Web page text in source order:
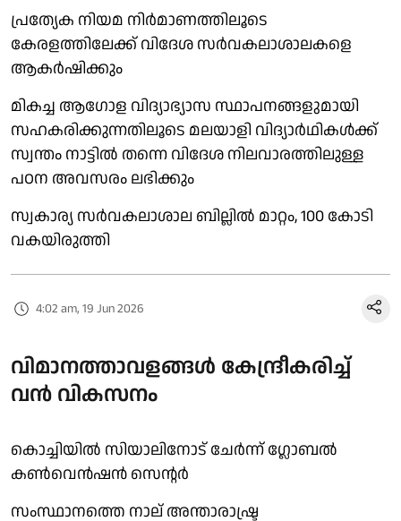
പ്രത്യേക നിയമ നിർമാണത്തിലൂടെ
കേരളത്തിലേക്ക് വിദേശ സർവകലാശാലകളെ
ആകർഷിക്കും
മികച്ച ആഗോള വിദ്യാഭ്യാസ സ്ഥാപനങ്ങളുമായി
സഹകരിക്കുന്നതിലൂടെ മലയാളി വിദ്യാർഥികൾക്ക്
സ്വന്തം നാട്ടിൽ തന്നെ വിദേശ നിലവാരത്തിലുള്ള
പഠന അവസരം ലഭിക്കും
സ്വകാര്യ സർവകലാശാല ബില്ലിൽ മാറ്റം, 100 കോടി
വകയിരുത്തി
4:02 am, 19 Jun 2026
വിമാനത്താവളങ്ങൾ കേന്ദ്രീകരിച്ച്
വൻ വികസനം
കൊച്ചിയിൽ സിയാലിനോട് ചേർന്ന് ഗ്ലോബൽ
കൺവെൻഷൻ സെന്റർ
സംസ്ഥാനത്തെ നാല് അന്താരാഷ്ട്ര